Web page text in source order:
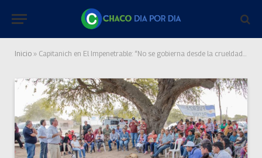
Inicio » Capitanich en El Impenetrable: “No se gobierna desde la crueldad, sino desde la empatía”